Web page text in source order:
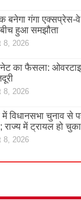
बनेगा गंगा
हुआ समझौता
8, 2026
का फैसला:
8, 2026
में विधानसभा चुनाव से
राज्य में ट्रायल हो
8, 2026